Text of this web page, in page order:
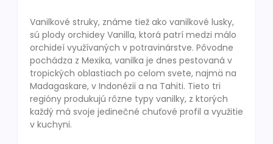
Vanilkové struky, známe tiež ako vanilkové lusky,
sú plody orchidey Vanilla, ktorá patrí medzi málo
orchideí využívaných v potravinárstve. Pôvodne
pochádza z Mexika, vanilka je dnes pestovaná v
tropických oblastiach po celom svete, najmä na
Madagaskare, v Indonézii a na Tahiti. Tieto tri
regióny produkujú rôzne typy vanilky, z ktorých
každý má svoje jedinečné chuťové profil a využitie
v kuchyni.